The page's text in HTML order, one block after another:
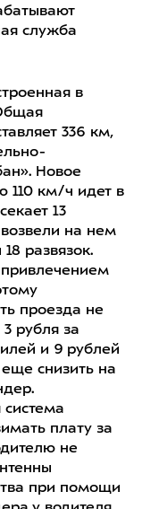
служба
в
336 км,
Новое
110 км/ч идет в
13
на нем
развязок.
проезда не
3 рубля за
и 9 рублей
снизить на
система
плату за
не
при помощи